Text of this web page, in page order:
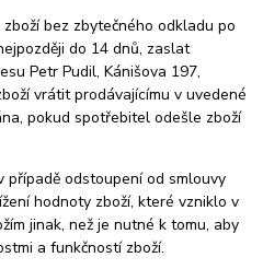
bez zbytečného odkladu po
do 14 dnů, zaslat
Petr Pudil, Kánišova 197,
vrátit prodávajícímu v uvedené
pokud spotřebitel odešle zboží
odstoupení od smlouvy
hodnoty zboží, které vzniklo v
jinak, než je nutné k tomu, aby
a funkčností zboží.